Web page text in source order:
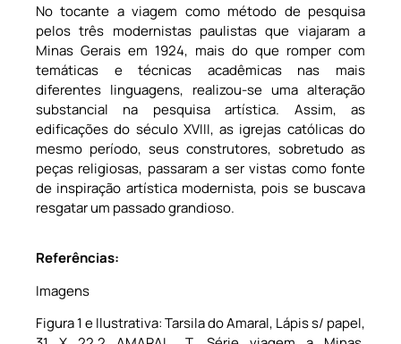
No tocante a viagem como método de pesquisa
pelos três modernistas paulistas que viajaram a
Minas Gerais em 1924, mais do que romper com
temáticas e técnicas acadêmicas nas mais
diferentes linguagens, realizou-se uma alteração
substancial na pesquisa artística. Assim, as
edificações do século XVIII, as igrejas católicas do
mesmo período, seus construtores, sobretudo as
peças religiosas, passaram a ser vistas como fonte
de inspiração artística modernista, pois se buscava
resgatar um passado grandioso.
Referências:
Imagens
Figura 1 e Ilustrativa: Tarsila do Amaral, Lápis s/ papel,